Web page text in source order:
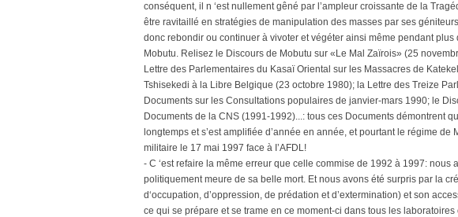
conséquent, il n ‘est nullement gêné par l’ampleur croissante de la
être ravitaillé en stratégies de manipulation des masses par ses
donc rebondir ou continuer à vivoter et végéter ainsi même pendant
Mobutu. Relisez le Discours de Mobutu sur «Le Mal Zaïrois» (25
Lettre des Parlementaires du Kasaï Oriental sur les Massacres de
Tshisekedi à la Libre Belgique (23 octobre 1980); la Lettre des Treize
Documents sur les Consultations populaires de janvier-mars 1990; le
Documents de la CNS (1991-1992)...: tous ces Documents démontrent
longtemps et s’est amplifiée d’année en année, et pourtant le régime de
militaire le 17 mai 1997 face à I’AFDL!
- C ‘est refaire la même erreur que celle commise de 1992 à 1997:
politiquement meure de sa belle mort. Et nous avons été surpris par la
d‘occupation, d’oppression, de prédation et d’extermination) et son
ce qui se prépare et se trame en ce moment-ci dans tous les